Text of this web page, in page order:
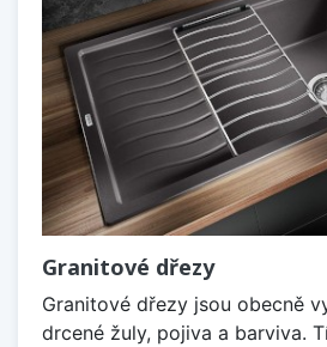
Granitové dřezy
Granitové dřezy jsou obecně
drcené žuly, pojiva a barviva.